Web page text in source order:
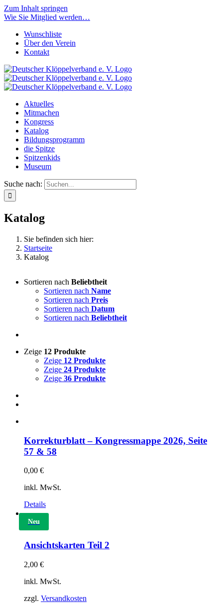
Zum Inhalt springen
Wie Sie Mitglied werden…
Wunschliste
Über den Verein
Kontakt
Aktuelles
Mitmachen
Kongress
Katalog
Bildungsprogramm
die Spitze
Spitzenkids
Museum
Suche nach:
Katalog
Sie befinden sich hier:
Startseite
Katalog
Sortieren nach Beliebtheit
Sortieren nach Name
Sortieren nach Preis
Sortieren nach Datum
Sortieren nach Beliebtheit
Zeige 12 Produkte
Zeige 12 Produkte
Zeige 24 Produkte
Zeige 36 Produkte
Korrekturblatt – Kongressmappe 2026, Seite
57 & 58
0,00 €
inkl. MwSt.
Details
Neu
Ansichtskarten Teil 2
2,00 €
inkl. MwSt.
zzgl. Versandkosten